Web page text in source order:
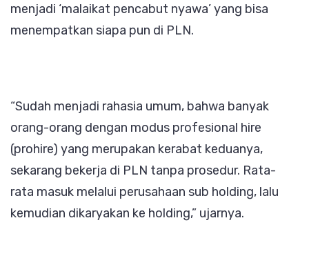
menjadi ‘malaikat pencabut nyawa’ yang bisa
menempatkan siapa pun di PLN.
“Sudah menjadi rahasia umum, bahwa banyak
orang-orang dengan modus profesional hire
(prohire) yang merupakan kerabat keduanya,
sekarang bekerja di PLN tanpa prosedur. Rata-
rata masuk melalui perusahaan sub holding, lalu
kemudian dikaryakan ke holding,” ujarnya.